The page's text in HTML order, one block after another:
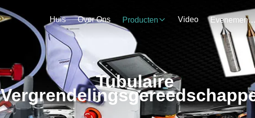
Huis Over Ons Producten Video Evenementen
Tubulaire